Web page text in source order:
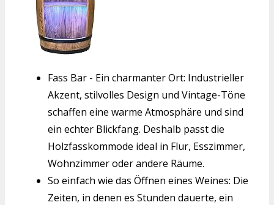
Fass Bar - Ein charmanter Ort: Industrieller
Akzent, stilvolles Design und Vintage-Töne
schaffen eine warme Atmosphäre und sind
ein echter Blickfang. Deshalb passt die
Holzfasskommode ideal in Flur, Esszimmer,
Wohnzimmer oder andere Räume.
So einfach wie das Öffnen eines Weines: Die
Zeiten, in denen es Stunden dauerte, ein